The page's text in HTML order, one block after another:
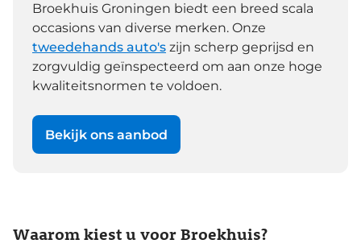
Broekhuis Groningen biedt een breed scala
occasions van diverse merken. Onze
tweedehands auto's zijn scherp geprijsd en
zorgvuldig geïnspecteerd om aan onze hoge
kwaliteitsnormen te voldoen.
Bekijk ons aanbod
Waarom kiest u voor Broekhuis?